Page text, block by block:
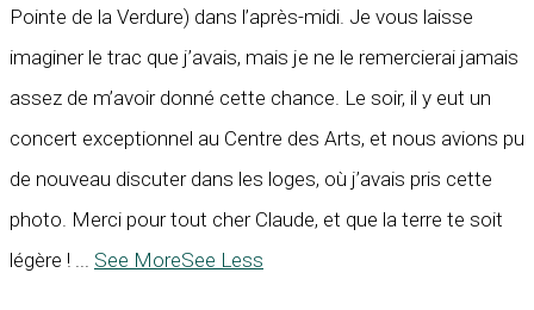
Pointe de la Verdure) dans l’après-midi. Je vous laisse
imaginer le trac que j’avais, mais je ne le remercierai jamais
assez de m’avoir donné cette chance. Le soir, il y eut un
concert exceptionnel au Centre des Arts, et nous avions pu
de nouveau discuter dans les loges, où j’avais pris cette
photo. Merci pour tout cher Claude, et que la terre te soit
légère ! ... See MoreSee Less